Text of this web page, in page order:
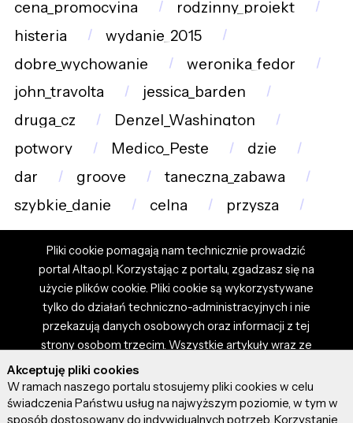
cena_promocyjna
rodzinny_projekt
histeria
wydanie_2015
dobre_wychowanie
weronika_fedor
john_travolta
jessica_barden
druga_cz
Denzel_Washington
potwory
Medico_Peste
dzie
dar
groove
taneczna_zabawa
szybkie_danie
celna przysza
Pliki cookie pomagają nam technicznie prowadzić
portal Altao.pl. Korzystając z portalu, zgadzasz się na
użycie plików cookie. Pliki cookie są wykorzystywane
tylko do działań techniczno-administracyjnych i nie
przekazują danych osobowych oraz informacji z tej
strony osobom trzecim. Wszystkie artykuły wraz ze
zdjęciami i materiałami dostępnymi na portalu są
własnością użytkowników. Administrator i właściciel
portalu nie ponosi odpowiedzialności za tresci
Akceptuję pliki cookies
W ramach naszego portalu stosujemy pliki cookies w celu
świadczenia Państwu usług na najwyższym poziomie, w tym w
sposób dostosowany do indywidualnych potrzeb. Korzystanie